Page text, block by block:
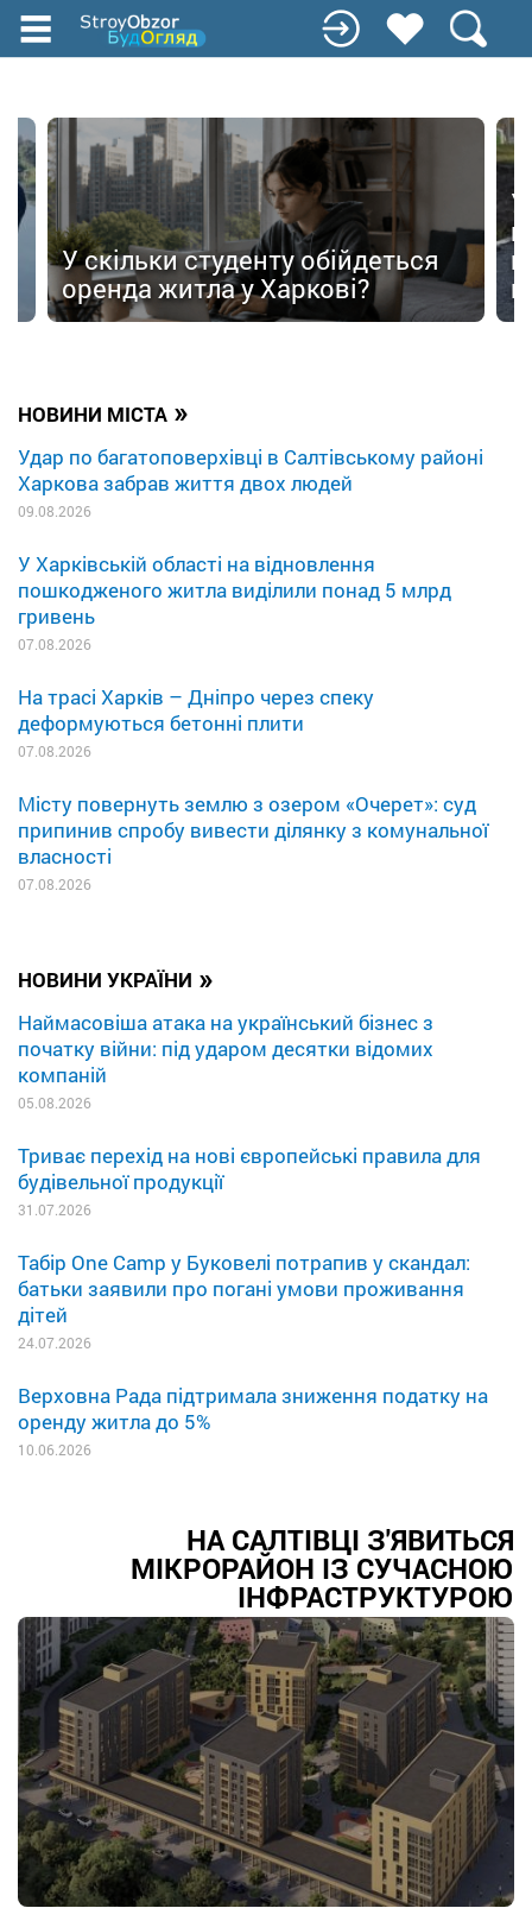
Перейти
до
НОВИНИ МІСТА »
Удар по багатоповерхівці в Салтівському районі
Харкова забрав життя двох людей
09.08.2026
У Харківській області на відновлення
пошкодженого житла виділили понад 5 млрд
гривень
07.08.2026
На трасі Харків – Дніпро через спеку
деформуються бетонні плити
07.08.2026
Місту повернуть землю з озером «Очерет»: суд
припинив спробу вивести ділянку з комунальної
власності
07.08.2026
НОВИНИ УКРАЇНИ »
Наймасовіша атака на український бізнес з
початку війни: під ударом десятки відомих
компаній
05.08.2026
Триває перехід на нові європейські правила для
будівельної продукції
31.07.2026
Табір One Camp у Буковелі потрапив у скандал:
батьки заявили про погані умови проживання
дітей
24.07.2026
Верховна Рада підтримала зниження податку на
оренду житла до 5%
10.06.2026
НА САЛТІВЦІ З'ЯВИТЬСЯ
МІКРОРАЙОН ІЗ СУЧАСНОЮ
ІНФРАСТРУКТУРОЮ
У скільки студенту обійдеться
оренда житла у Харкові?